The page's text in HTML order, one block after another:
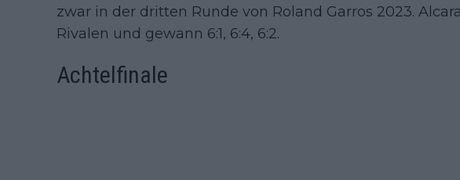
zwar in der dritten Runde von Roland Garros 2023.
Rivalen und gewann 6:1, 6:4, 6:2.
Achtelfinale